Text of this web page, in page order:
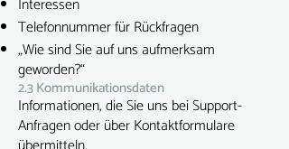
Interessen
Telefonnummer für Rückfragen
„Wie sind Sie auf uns aufmerksam
geworden?“
2.3 Kommunikationsdaten
Informationen, die Sie uns bei Support-
Anfragen oder über Kontaktformulare